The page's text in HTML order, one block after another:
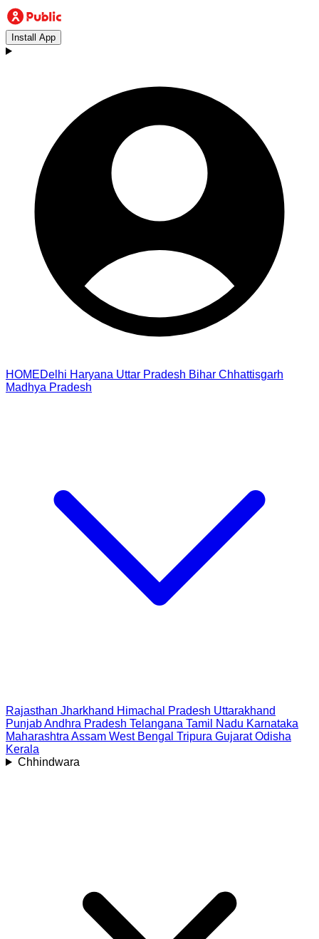
Install App
HOMEDelhi Haryana Uttar Pradesh Bihar Chhattisgarh
Madhya Pradesh
Rajasthan Jharkhand Himachal Pradesh Uttarakhand
PunjabAndhra Pradesh Telangana Tamil Nadu Karnataka
Maharashtra Assam West Bengal Tripura Gujarat Odisha
Kerala
Chhindwara